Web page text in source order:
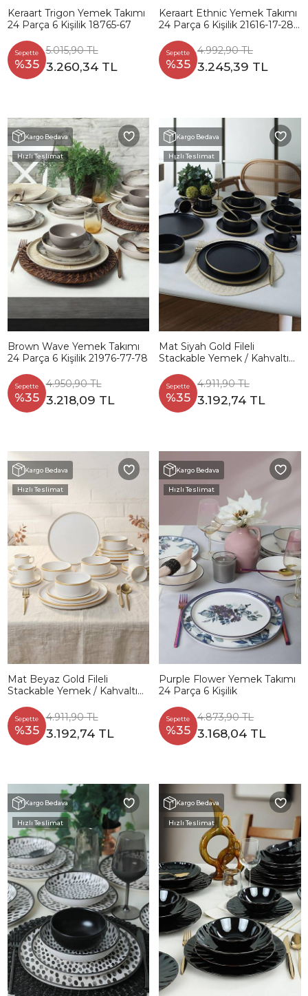
Keraart Trigon Yemek Takımı
24 Parça 6 Kişilik 18765-67
Sepette
%35
5.015,90 TL
3.260,34 TL
Keraart Ethnic Yemek Takımı
24 Parça 6 Kişilik 21616-17-28-
Sepette
%35
4.992,90 TL
3.245,39 TL
Kargo Bedava
Hızlı Teslimat
Brown Wave Yemek Takımı
24 Parça 6 Kişilik 21976-77-78
Sepette
%35
4.950,90 TL
3.218,09 TL
Kargo Bedava
Hızlı Teslimat
Mat Siyah Gold Fileli
Stackable Yemek / Kahvaltı
Sepette
%35
4.911,90 TL
3.192,74 TL
Kargo Bedava
Hızlı Teslimat
Mat Beyaz Gold Fileli
Stackable Yemek / Kahvaltı
Sepette
%35
4.911,90 TL
3.192,74 TL
Kargo Bedava
Hızlı Teslimat
Purple Flower Yemek Takımı
24 Parça 6 Kişilik
Sepette
%35
4.873,90 TL
3.168,04 TL
Kargo Bedava
Hızlı Teslimat
Kargo Bedava
Hızlı Teslimat